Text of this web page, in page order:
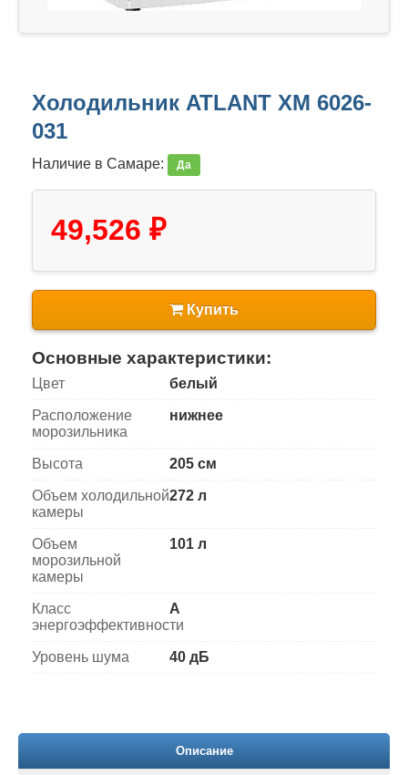
Холодильник ATLANT ХМ 6026-
031
Наличие в Самаре: Да
49,526 ₽
Купить
Основные характеристики:
Цвет белый
Расположение
морозильника
нижнее
Высота 205 см
Объем холодильной
камеры
272 л
Объем
морозильной
камеры
101 л
Класс
энергоэффективности
A
Уровень шума 40 дБ
Описание